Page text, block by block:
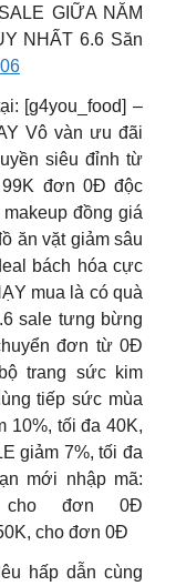
GIỮA NĂM
NHẤT 6.6 Săn
[g4you_food] –
Vô vàn ưu đãi
siêu đỉnh từ
99K đơn 0Đ độc
đồng giá
ăn vặt giảm sâu
bách hóa cực
mua là có quà
sale tưng bừng
đơn từ 0Đ
trang sức kim
tiếp sức mùa
10%, tối đa 40K,
giảm 7%, tối đa
mới nhập mã:
cho đơn 0Đ
cho đơn 0Đ
hấp dẫn cùng